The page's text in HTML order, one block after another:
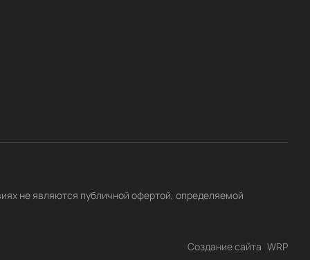
не являются публичной офертой, определяемой
Создание сайта WRP